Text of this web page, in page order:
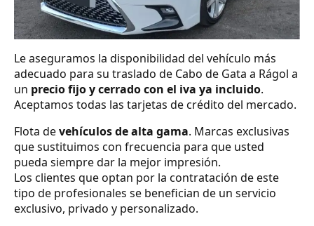
Le aseguramos la disponibilidad del vehículo más
adecuado para su traslado de Cabo de Gata a Rágol a
un precio fijo y cerrado con el iva ya incluido.
Aceptamos todas las tarjetas de crédito del mercado.
Flota devehículos de alta gama. Marcas exclusivas
que sustituimos con frecuencia para que usted
pueda siempre dar la mejor impresión.
Los clientes que optan por la contratación de este
tipo de profesionales se benefician de un servicio
exclusivo, privado y personalizado.